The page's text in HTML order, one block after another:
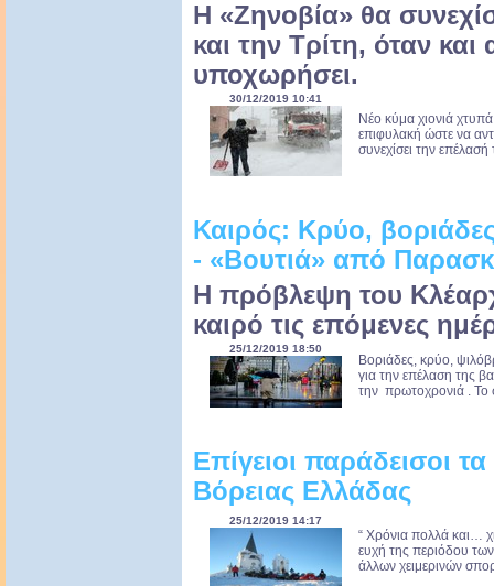
Η «Ζηνοβία» θα
και την Τρίτη, όταν και
υποχωρήσει.
30/12/2019 10:41
Νέο κύμα χιονιά
επιφυλακή ώστε να
συνεχίσει την
Καιρός: Κρύο,
- «Βουτιά» από
Η πρόβλεψη του
καιρό τις επόμενες
25/12/2019 18:50
Βοριάδες, κρύο,
για την επέλαση της
την πρωτοχρονιά . Το
Επίγειοι παράδεισοι
Βόρειας Ελλάδας
25/12/2019 14:17
“ Χρόνια πολλά και…
ευχή της περιόδου των
άλλων χειμερινών